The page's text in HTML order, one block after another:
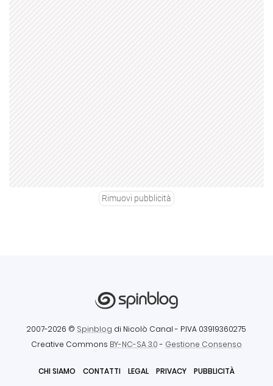
Rimuovi pubblicità
2007-2026 © Spinblog di Nicolò Canal - P.IVA 03919360275
Creative Commons BY-NC-SA 3.0- Gestione Consenso
CHI SIAMO CONTATTI LEGAL PRIVACY PUBBLICITÀ